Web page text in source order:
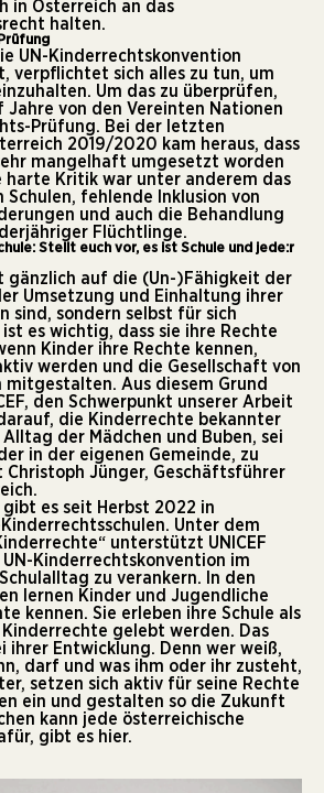
in Österreich an das
halten.
UN-Kinderrechtskonvention
verpflichtet sich alles zu tun, um
Um das zu überprüfen,
Jahre von den Vereinten Nationen
Prüfung. Bei der letzten
2019/2020 kam heraus, dass
mangelhaft umgesetzt worden
harte Kritik war unter anderem das
fehlende Inklusion von
und auch die Behandlung
Flüchtlinge.
Stellt euch vor, es ist Schule und jede:r
gänzlich auf die (Un-)Fähigkeit der
Umsetzung und Einhaltung ihrer
sind, sondern selbst für sich
es wichtig, dass sie ihre Rechte
Kinder ihre Rechte kennen,
werden und die Gesellschaft von
mitgestalten. Aus diesem Grund
den Schwerpunkt unserer Arbeit
die Kinderrechte bekannter
der Mädchen und Buben, sei
in der eigenen Gemeinde, zu
Christoph Jünger, Geschäftsführer
es seit Herbst 2022 in
Unter dem
unterstützt UNICEF
Kinderrechtskonvention im
zu verankern. In den
lernen Kinder und Jugendliche
kennen. Sie erleben ihre Schule als
gelebt werden. Das
ihrer Entwicklung. Denn wer weiß,
darf und was ihm oder ihr zusteht,
setzen sich aktiv für seine Rechte
ein und gestalten so die Zukunft
kann jede österreichische
gibt es hier.